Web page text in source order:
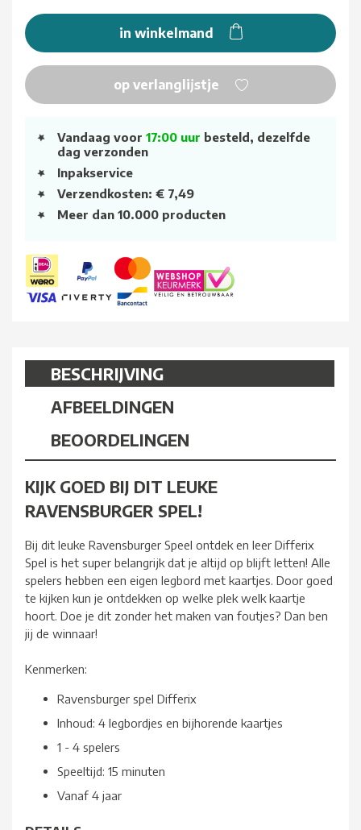
in winkelmand
op verlanglijstje
Vandaag voor 17:00 uur besteld, dezelfde
dag verzonden
Inpakservice
Verzendkosten: € 7,49
Meer dan 10.000 producten
BESCHRIJVING
AFBEELDINGEN
BEOORDELINGEN
KIJK GOED BIJ DIT LEUKE
RAVENSBURGER SPEL!
Bij dit leuke Ravensburger Speel ontdek en leer Differix
Spel is het super belangrijk dat je altijd op blijft letten! Alle
spelers hebben een eigen legbord met kaartjes. Door goed
te kijken kun je ontdekken op welke plek welk kaartje
hoort. Doe je dit zonder het maken van foutjes? Dan ben
jij de winnaar!
Kenmerken:
Ravensburger spel Differix
Inhoud: 4 legbordjes en bijhorende kaartjes
1 - 4 spelers
Speeltijd: 15 minuten
Vanaf 4 jaar